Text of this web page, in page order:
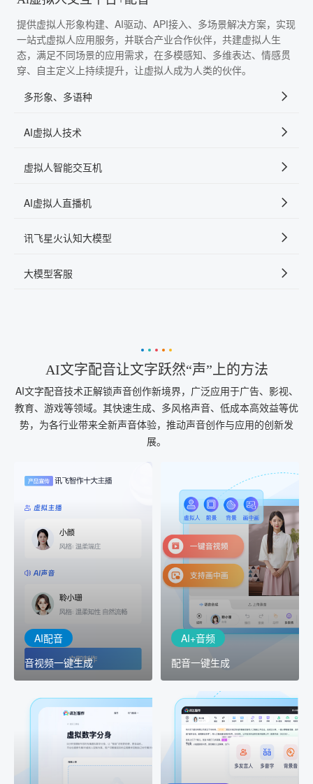
提供虚拟人形象构建、AI驱动、API接入、多场景解决方案，实现
一站式虚拟人应用服务，并联合产业合作伙伴，共建虚拟人生
态，满足不同场景的应用需求，在多模感知、多维表达、情感贯
穿、自主定义上持续提升，让虚拟人成为人类的伙伴。
多形象、多语种
AI虚拟人技术
虚拟人智能交互机
AI虚拟人直播机
讯飞星火认知大模型
大模型客服
AI文字配音让文字跃然“声”上的方法
AI文字配音技术正解锁声音创作新境界，广泛应用于广告、影视、
教育、游戏等领域。其快速生成、多风格声音、低成本高效益等优
势，为各行业带来全新声音体验，推动声音创作与应用的创新发
展。
AI配音
音视频一键生成
AI配音
音视频一键生成
室"中输入文本或录音，一
出
AI+音频
配音一键生成
AI+音频
配音一键生成
AI+音频：基于全球领先的
TTS能力打造的AI音频制作
工具，输入文本、选择发
音人即可一键生成专业音
AI+创意
精品声音复刻